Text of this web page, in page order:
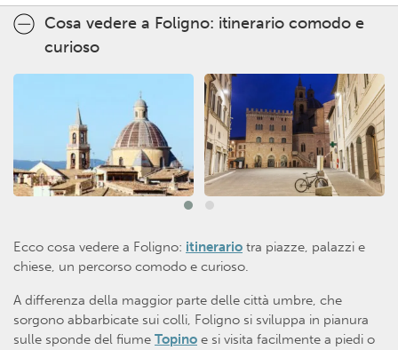
Cosa vedere a Foligno: itinerario comodo e
curioso
Ecco cosa vedere a Foligno: itinerario tra piazze, palazzi e
chiese, un percorso comodo e curioso.
A differenza della maggior parte delle città umbre, che
sorgono abbarbicate sui colli, Foligno si sviluppa in pianura
sulle sponde del fiume Topino e si visita facilmente a piedi o